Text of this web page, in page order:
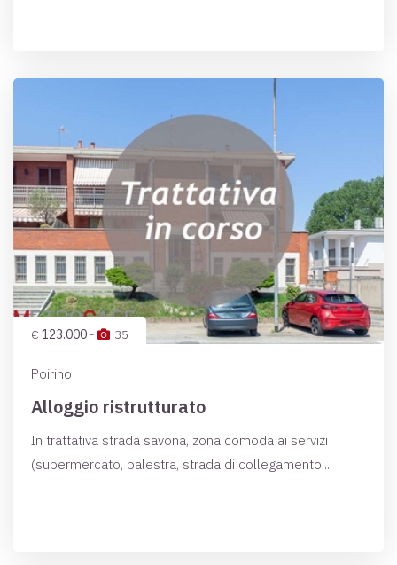
€ 123.000 - 35
Poirino
Alloggio ristrutturato
In trattativa strada savona, zona comoda ai servizi
(supermercato, palestra, strada di collegamento....